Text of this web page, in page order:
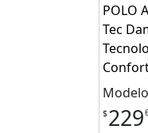
POLO
Tec
$229